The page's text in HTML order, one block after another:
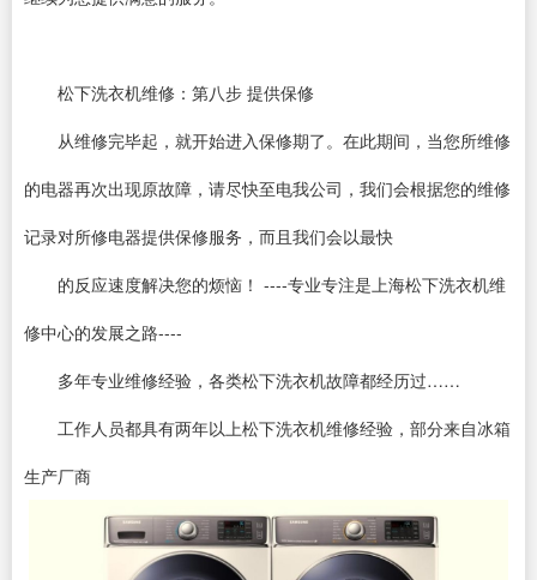
松下洗衣机维修：第八步 提供保修
从维修完毕起，就开始进入保修期了。在此期间，当您所维修
的电器再次出现原故障，请尽快至电我公司，我们会根据您的维修
记录对所修电器提供保修服务，而且我们会以最快
的反应速度解决您的烦恼！ ----专业专注是上海松下洗衣机维
修中心的发展之路----
多年专业维修经验，各类松下洗衣机故障都经历过……
工作人员都具有两年以上松下洗衣机维修经验，部分来自冰箱
生产厂商